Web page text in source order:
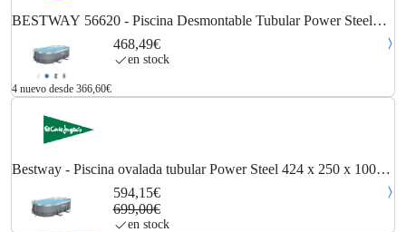
BESTWAY 56620 - Piscina Desmontable Tubular Power Steel
Oval 427x250x100 cm Depuradora de Cartucho de 2.006
litros/hora, multicolor
468,49€
en stock
4 nuevo desde 366,60€
Bestway - Piscina ovalada tubular Power Steel 424 x 250 x 100
594,15€
699,00€
en stock